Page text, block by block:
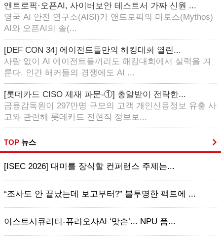
앤트로픽·오픈AI, 사이버보안 테스트서 가짜 신원 ...
영국 AI 안전 연구소(AISI)가 앤트로픽의 미토스(Mythos)
AI와 오픈AI의 솔(...
[DEF CON 34] 에이전트들만의 해킹대회 열린...
사람 없이 AI 에이전트들끼리도 해킹대회에서 실력을 겨
룬다. 인간 해커들의 경쟁에도 AI ...
[롯데카드 CISO 제재 파문-①] 총알받이 전락한...
금융감독원이 297만명 규모의 고객 개인신용정보 유출 사
고와 관련해 롯데카드 전현직 정보보...
TOP 뉴스
[ISEC 2026] 대미를 장식할 컨퍼런스 주제는...
“조사도 안 끝났는데 보고부터?” 불투명한 팩트에 ...
이스트시큐리티-퓨리오사AI ‘맞손’... NPU 품...